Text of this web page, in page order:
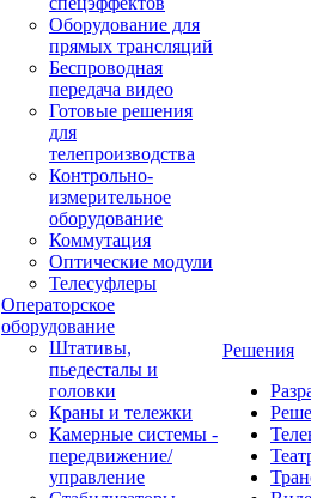
Оборудование для
прямых трансляций
Беспроводная
передача видео
Готовые решения
для
телепроизводства
Контрольно-
измерительное
оборудование
Коммутация
Оптические модули
Телесуфлеры
Операторское
оборудование
Штативы,
пьедесталы и
головки
Краны и тележки
Камерные системы -
передвижение/
управление
Решения